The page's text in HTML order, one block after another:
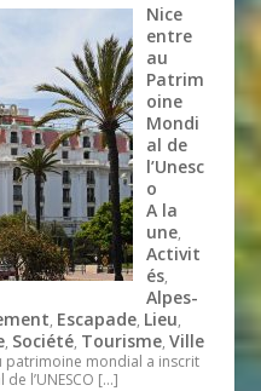
Nice
entre
au
Patrim
oine
Mondi
al de
l’Unesc
o
A la
une,
Activit
és,
Alpes-
, Escapade, Lieu,
, Société, Tourisme,Ville
patrimoine mondial a inscrit
l’UNESCO […]